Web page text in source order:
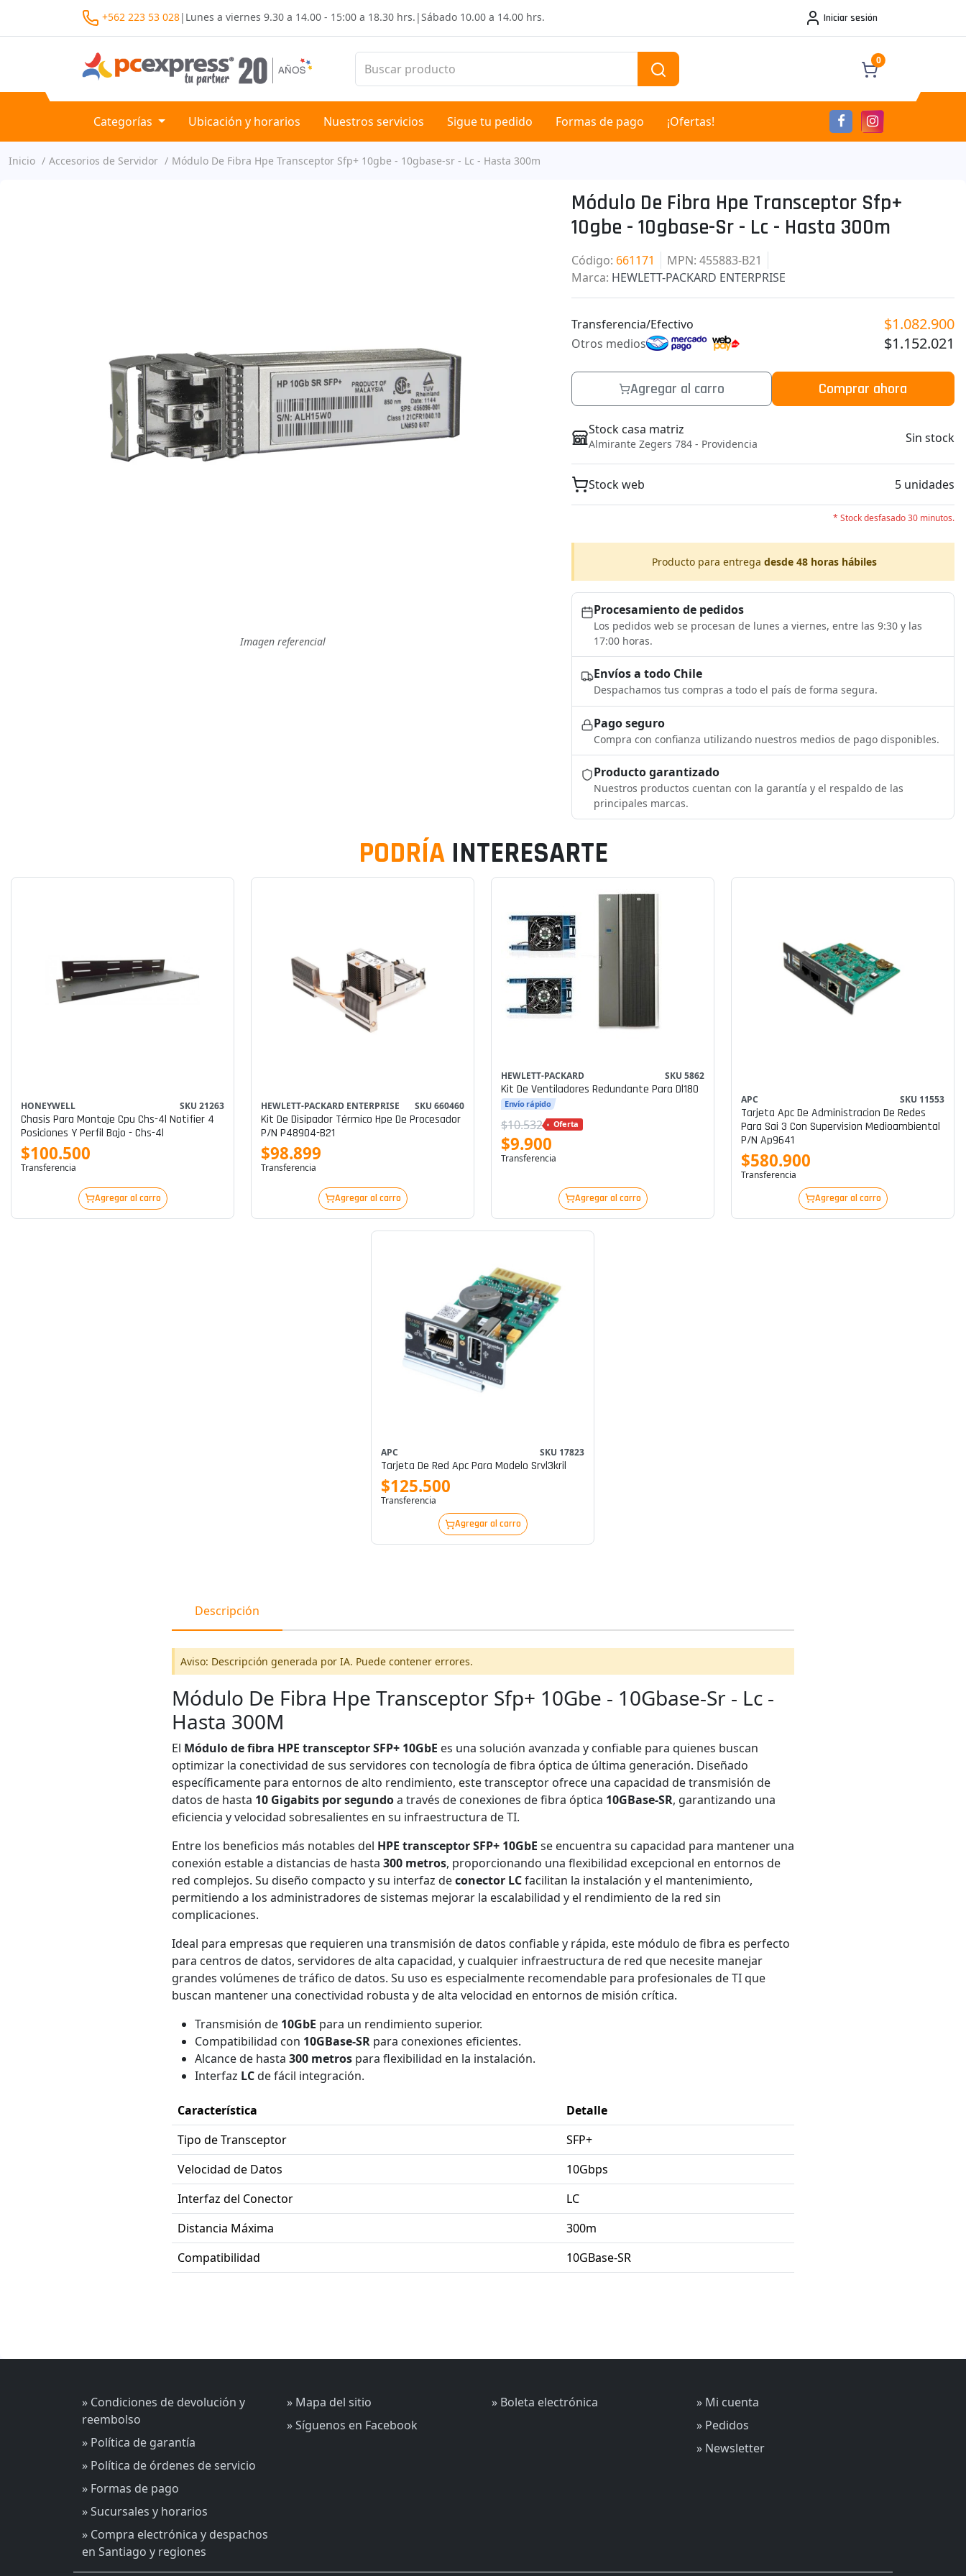
+562 223 53 028| Lunes a viernes 9.30 a 14.00 - 15:00 a 18.30 hrs. |Sábado 10.00 a 14.00 hrs. Iniciar sesión
0
Categorías Ubicación y horarios Nuestros servicios Sigue tu pedido Formas de pago ¡Ofertas!
Inicio Accesorios de Servidor Módulo De Fibra Hpe Transceptor Sfp+ 10gbe - 10gbase-sr - Lc - Hasta 300m
Imagen referencial
Módulo De Fibra Hpe Transceptor Sfp+
10gbe - 10gbase-Sr - Lc - Hasta 300m
Código: 661171 MPN: 455883-B21
Marca: HEWLETT-PACKARD ENTERPRISE
Transferencia/Efectivo $1.082.900
Otros medios $1.152.021
Agregar al carro Comprar ahora
Stock casa matriz
Almirante Zegers 784 - Providencia Sin stock
Stock web 5 unidades
* Stock desfasado 30 minutos.
Producto para entregadesde 48 horas hábiles
Procesamiento de pedidos
Los pedidos web se procesan de lunes a viernes, entre las 9:30 y las
17:00 horas.
Envíos a todo Chile
Despachamos tus compras a todo el país de forma segura.
Pago seguro
Compra con confianza utilizando nuestros medios de pago disponibles.
Producto garantizado
Nuestros productos cuentan con la garantía y el respaldo de las
principales marcas.
PODRÍAINTERESARTE
HONEYWELL SKU 21263
Chasis Para Montaje Cpu Chs-4l Notifier 4
Posiciones Y Perfil Bajo - Chs-4l
$100.500
Transferencia
Agregar al carro
HEWLETT-PACKARD ENTERPRISE SKU 660460
Kit De Disipador Térmico Hpe De Procesador
P/n P48904-B21
$98.899
Transferencia
Agregar al carro
HEWLETT-PACKARD SKU 5862
Kit De Ventiladores Redundante Para Dl180
Envío rápido
$10.532 Oferta
$9.900
Transferencia
Agregar al carro
APC SKU 11553
Tarjeta Apc De Administracion De Redes
Para Sai 3 Con Supervision Medioambiental
P/n Ap9641
$580.900
Transferencia
Agregar al carro
APC SKU 17823
Tarjeta De Red Apc Para Modelo Srvl3kril
$125.500
Transferencia
Agregar al carro
Descripción
Aviso: Descripción generada por IA. Puede contener errores.
Módulo De Fibra Hpe Transceptor Sfp+ 10Gbe - 10Gbase-Sr - Lc -
Hasta 300M
El Módulo de fibra HPE transceptor SFP+ 10GbE es una solución avanzada y confiable para quienes buscan
optimizar la conectividad de sus servidores con tecnología de fibra óptica de última generación. Diseñado
específicamente para entornos de alto rendimiento, este transceptor ofrece una capacidad de transmisión de
datos de hasta 10 Gigabits por segundoa través de conexiones de fibra óptica 10GBase-SR, garantizando una
eficiencia y velocidad sobresalientes en su infraestructura de TI.
Entre los beneficios más notables del HPE transceptor SFP+ 10GbE se encuentra su capacidad para mantener una
conexión estable a distancias de hasta 300 metros, proporcionando una flexibilidad excepcional en entornos de
red complejos. Su diseño compacto y su interfaz deconector LCfacilitan la instalación y el mantenimiento,
permitiendo a los administradores de sistemas mejorar la escalabilidad y el rendimiento de la red sin
complicaciones.
Ideal para empresas que requieren una transmisión de datos confiable y rápida, este módulo de fibra es perfecto
para centros de datos, servidores de alta capacidad, y cualquier infraestructura de red que necesite manejar
grandes volúmenes de tráfico de datos. Su uso es especialmente recomendable para profesionales de TI que
buscan mantener una conectividad robusta y de alta velocidad en entornos de misión crítica.
Transmisión de 10GbE para un rendimiento superior.
Compatibilidad con 10GBase-SRpara conexiones eficientes.
Alcance de hasta 300 metrospara flexibilidad en la instalación.
Interfaz LCde fácil integración.
Característica
Detalle
Tipo de Transceptor
SFP+
Velocidad de Datos
10Gbps
Interfaz del Conector
LC
Distancia Máxima
300m
Compatibilidad
10GBase-SR
» Condiciones de devolución y
reembolso
» Política de garantía
» Política de órdenes de servicio
» Formas de pago
» Sucursales y horarios
» Compra electrónica y despachos
en Santiago y regiones
» Mapa del sitio
» Síguenos en Facebook
» Boleta electrónica
» Mi cuenta
» Pedidos
» Newsletter